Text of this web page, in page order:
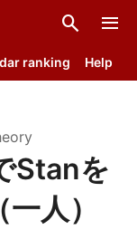
search menu
ranking Help
Stanを
人）